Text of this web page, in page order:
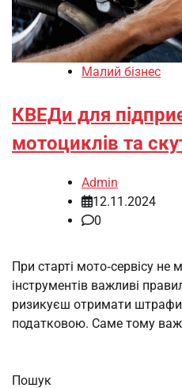
Малий бізнес
КВЕДи для
мотоциклів та
Admin
12.11.2024
0
При старті мото‑сервісу не
інструментів важливі
ризикуєш отримати
податковою. Саме тому
Пошук